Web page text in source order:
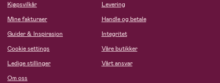
Kjøpsvilkår
Mine fakturaer
Guider & Inspirasjon
Cookie settings
Ledige stillinger
Om oss
Levering
Handle og betale
Integritet
Våre butikker
Vårt ansvar